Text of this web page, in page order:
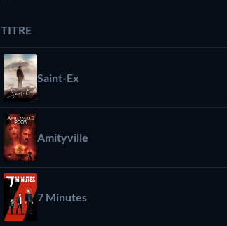
TITRE
Saint-Ex
Amityville
7 Minutes